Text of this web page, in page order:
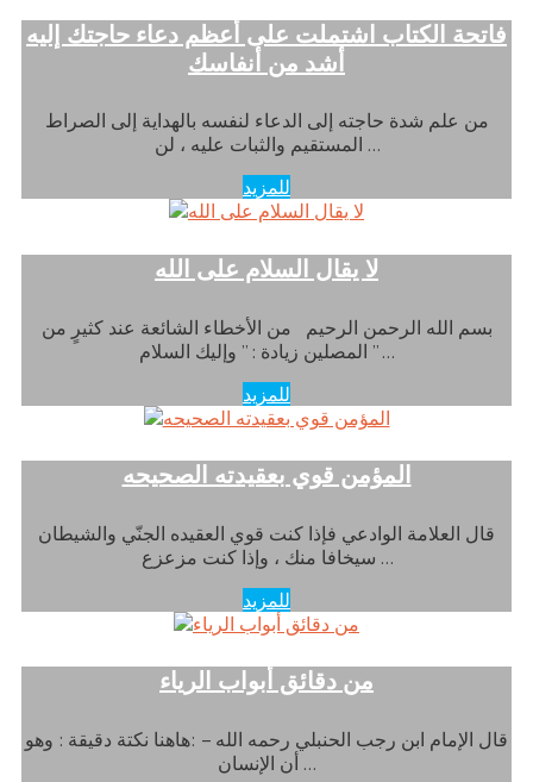
فاتحة الكتاب اشتملت على أعظم دعاء حاجتك إليه
أشد من أنفاسك
من علم شدة حاجته إلى الدعاء لنفسه بالهداية إلى الصراط
المستقيم والثبات عليه ، لن …
للمزيد
لا يقال السلام على الله
بسم الله الرحمن الرحيم من الأخطاء الشائعة عند كثيرٍ من
المصلين زيادة : ” وإليك السلام ” …
للمزيد
المؤمن قوي بعقيدته الصحيحه
قال العلامة الوادعي فإذا كنت قوي العقيده الجنّي والشيطان
سيخافا منك ، وإذا كنت مزعزع …
للمزيد
من دقائق أبواب الرياء
قال الإمام ابن رجب الحنبلي رحمه الله – :هاهنا نكتة دقيقة : وهو
أن الإنسان …